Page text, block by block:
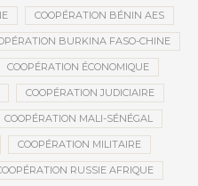
COOPÉRATION BÉNIN AES
BURKINA FASO-CHINE
COOPÉRATION ÉCONOMIQUE
COOPÉRATION JUDICIAIRE
COOPÉRATION MALI-SÉNÉGAL
COOPÉRATION MILITAIRE
RUSSIE AFRIQUE